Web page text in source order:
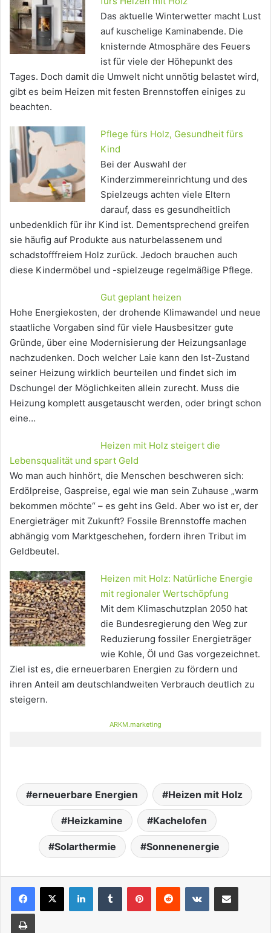
Das aktuelle Winterwetter macht Lust
auf kuschelige Kaminabende. Die
knisternde Atmosphäre des Feuers
ist für viele der Höhepunkt des
Tages. Doch damit die Umwelt nicht unnötig belastet wird,
gibt es beim Heizen mit festen Brennstoffen einiges zu
beachten.
Pflege fürs Holz, Gesundheit fürs
Kind
Bei der Auswahl der
Kinderzimmereinrichtung und des
Spielzeugs achten viele Eltern
darauf, dass es gesundheitlich
unbedenklich für ihr Kind ist. Dementsprechend greifen
sie häufig auf Produkte aus naturbelassenem und
schadstofffreiem Holz zurück. Jedoch brauchen auch
diese Kindermöbel und -spielzeuge regelmäßige Pflege.
Gut geplant heizen
Hohe Energiekosten, der drohende Klimawandel und neue
staatliche Vorgaben sind für viele Hausbesitzer gute
Gründe, über eine Modernisierung der Heizungsanlage
nachzudenken. Doch welcher Laie kann den Ist-Zustand
seiner Heizung wirklich beurteilen und findet sich im
Dschungel der Möglichkeiten allein zurecht. Muss die
Heizung komplett ausgetauscht werden, oder bringt schon
eine…
Heizen mit Holz steigert die
Lebensqualität und spart Geld
Wo man auch hinhört, die Menschen beschweren sich:
Erdölpreise, Gaspreise, egal wie man sein Zuhause „warm
bekommen möchte“ – es geht ins Geld. Aber wo ist er, der
Energieträger mit Zukunft? Fossile Brennstoffe machen
abhängig vom Marktgeschehen, fordern ihren Tribut im
Geldbeutel.
Heizen mit Holz: Natürliche Energie
mit regionaler Wertschöpfung
Mit dem Klimaschutzplan 2050 hat
die Bundesregierung den Weg zur
Reduzierung fossiler Energieträger
wie Kohle, Öl und Gas vorgezeichnet.
Ziel ist es, die erneuerbaren Energien zu fördern und
ihren Anteil am deutschlandweiten Verbrauch deutlich zu
steigern.
ARKM.marketing
erneuerbare Energien Heizen mit Holz
Heizkamine Kachelofen
Solarthermie Sonnenenergie